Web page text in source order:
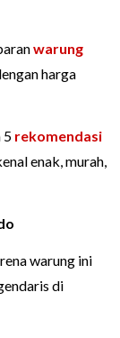
warung
harga
5 rekomendasi
enak, murah,
warung ini
di